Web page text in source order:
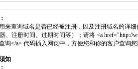
来查询域名是否已经被注册，以及注册域名的详
、注册时间、过期时间等）；请将 <a href="http://
询</a> 代码插入网页中，方便您和你的客户查询
知